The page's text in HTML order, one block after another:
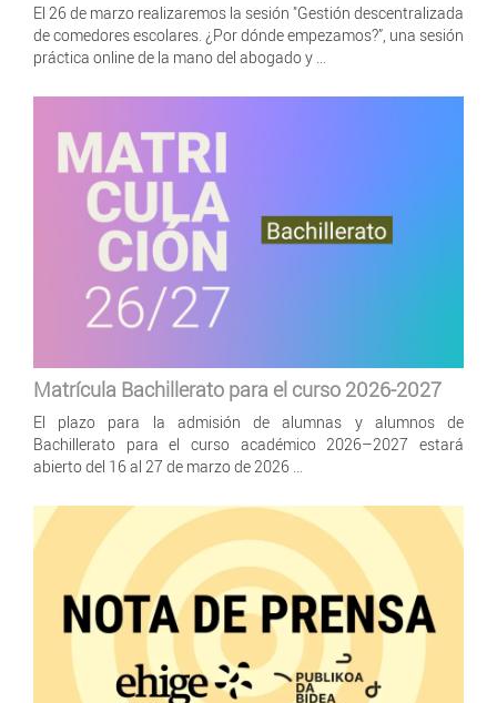
El 26 de marzo realizaremos la sesión "Gestión descentralizada
de comedores escolares. ¿Por dónde empezamos?”, una sesión
práctica online de la mano del abogado y ...
Matrícula Bachillerato para el curso 2026-2027
El plazo para la admisión de alumnas y alumnos de
Bachillerato para el curso académico 2026–2027 estará
abierto del 16 al 27 de marzo de 2026 ...